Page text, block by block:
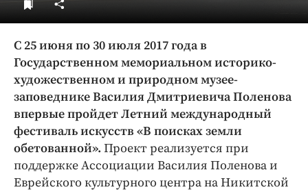
С 25 июня по 30 июля 2017 года в
Государственном мемориальном историко-
художественном и природном музее-
заповеднике Василия Дмитриевича Поленова
впервые пройдет Летний международный
фестиваль искусств «В поисках земли
обетованной». Проект реализуется при
поддержке Ассоциации Василия Поленова и
Еврейского культурного центра на Никитской